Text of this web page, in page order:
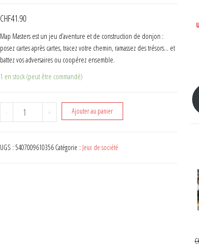
CHF41.90
Map Masters est un jeu d’aventure et de construction de donjon :
posez cartes après cartes, tracez votre chemin, ramassez des trésors… et
battez vos adversaires ou coopérez ensemble.
1 en stock (peut être commandé)
- quantité de Map Masters
+ Ajouter au panier
UGS : 5407009610356 Catégorie : Jeux de société